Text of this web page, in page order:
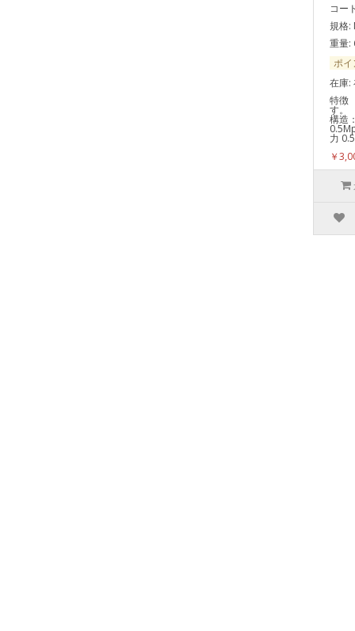
コー
規格:
重量:
ポイ
在庫:
特徴
す
構造
力
￥